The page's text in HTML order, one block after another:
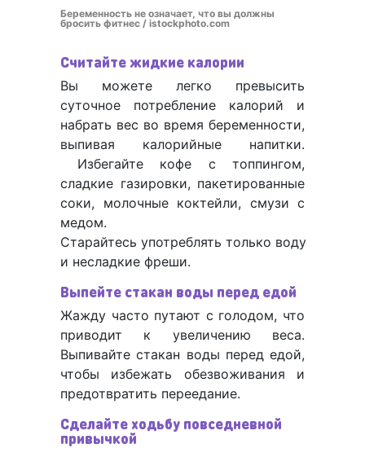
Беременность не означает, что вы должны
бросить фитнес / istockphoto.com
Считайте жидкие калории
Вы можете легко превысить
суточное потребление калорий и
набрать вес во время беременности,
выпивая калорийные напитки.
Избегайте кофе с топпингом,
сладкие газировки, пакетированные
соки, молочные коктейли, смузи с
медом.
Старайтесь употреблять только воду
и несладкие фреши.
Выпейте стакан воды перед едой
Жажду часто путают с голодом, что
приводит к увеличению веса.
Выпивайте стакан воды перед едой,
чтобы избежать обезвоживания и
предотвратить переедание.
Сделайте ходьбу повседневной
привычкой